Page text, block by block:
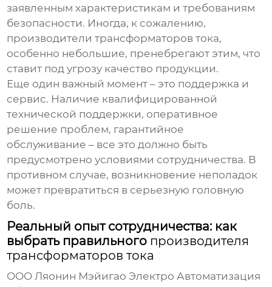
заявленным характеристикам и требованиям
безопасности. Иногда, к сожалению,
производители трансформаторов тока,
особенно небольшие, пренебрегают этим, что
ставит под угрозу качество продукции.
Еще один важный момент – это поддержка и
сервис. Наличие квалифицированной
технической поддержки, оперативное
решение проблем, гарантийное
обслуживание – все это должно быть
предусмотрено условиями сотрудничества. В
противном случае, возникновение неполадок
может превратиться в серьезную головную
боль.
Реальный опыт сотрудничества: как
выбрать правильного производителя
трансформаторов тока
ООО Ляонин Мэйигао Электро Автоматизация